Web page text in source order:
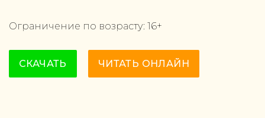
Ограничение по возрасту: 16+
СКАЧАТЬ ЧИТАТЬ ОНЛАЙН